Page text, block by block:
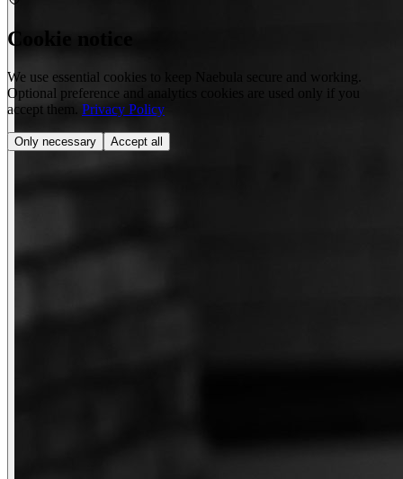
Cookie notice
We use essential cookies to keep Naebula secure and working.
Optional preference and analytics cookies are used only if you
accept them. Privacy Policy
Only necessary Accept all